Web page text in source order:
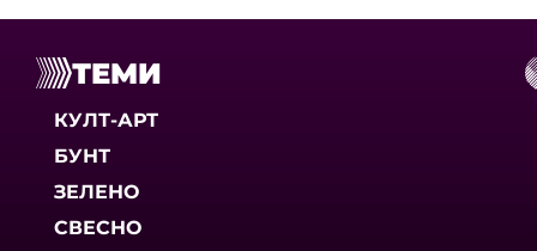
ТЕМИ
КУЛТ-АРТ
БУНТ
ЗЕЛЕНО
СВЕСНО